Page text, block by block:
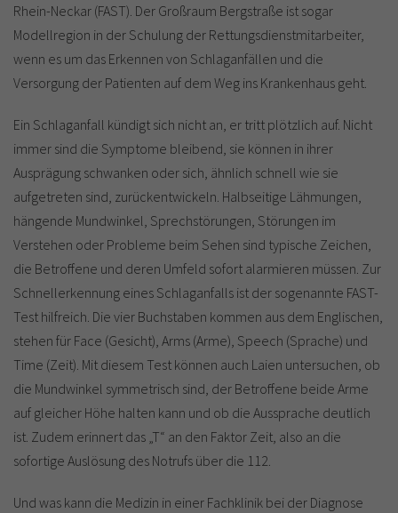
Rhein-Neckar (FAST). Der Großraum Bergstraße ist sogar
Modellregion in der Schulung der Rettungsdienstmitarbeiter,
wenn es um das Erkennen von Schlaganfällen und die
Versorgung der Patienten auf dem Weg ins Krankenhaus geht.
Ein Schlaganfall kündigt sich nicht an, er tritt plötzlich auf. Nicht
immer sind die Symptome bleibend, sie können in ihrer
Ausprägung schwanken oder sich, ähnlich schnell wie sie
aufgetreten sind, zurückentwickeln. Halbseitige Lähmungen,
hängende Mundwinkel, Sprechstörungen, Störungen im
Verstehen oder Probleme beim Sehen sind typische Zeichen,
die Betroffene und deren Umfeld sofort alarmieren müssen. Zur
Schnellerkennung eines Schlaganfalls ist der sogenannte FAST-
Test hilfreich. Die vier Buchstaben kommen aus dem Englischen,
stehen für Face (Gesicht), Arms (Arme), Speech (Sprache) und
Time (Zeit). Mit diesem Test können auch Laien untersuchen, ob
die Mundwinkel symmetrisch sind, der Betroffene beide Arme
auf gleicher Höhe halten kann und ob die Aussprache deutlich
ist. Zudem erinnert das „T“ an den Faktor Zeit, also an die
sofortige Auslösung des Notrufs über die 112.
Und was kann die Medizin in einer Fachklinik bei der Diagnose